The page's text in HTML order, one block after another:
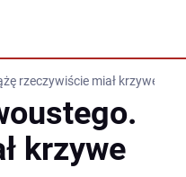
rzeczywiście miał krzywe usta?
krzywe